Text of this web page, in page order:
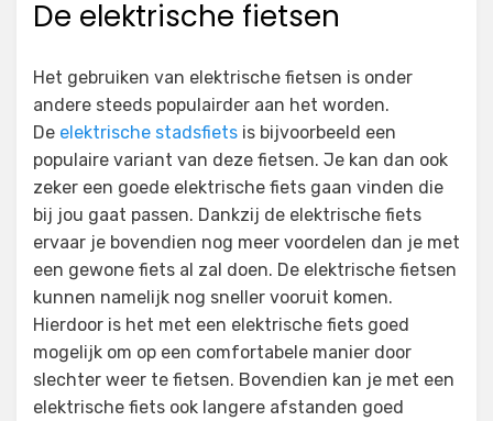
De elektrische fietsen
Het gebruiken van elektrische fietsen is onder
andere steeds populairder aan het worden.
De elektrische stadsfiets is bijvoorbeeld een
populaire variant van deze fietsen. Je kan dan ook
zeker een goede elektrische fiets gaan vinden die
bij jou gaat passen. Dankzij de elektrische fiets
ervaar je bovendien nog meer voordelen dan je met
een gewone fiets al zal doen. De elektrische fietsen
kunnen namelijk nog sneller vooruit komen.
Hierdoor is het met een elektrische fiets goed
mogelijk om op een comfortabele manier door
slechter weer te fietsen. Bovendien kan je met een
elektrische fiets ook langere afstanden goed